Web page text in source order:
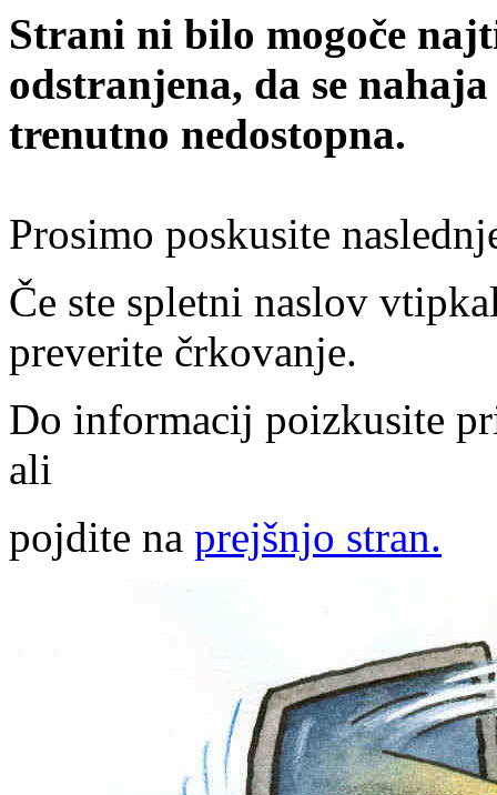
Strani ni bilo mogoče
odstranjena, da se
trenutno nedostopna.
Prosimo poskusite
Če ste spletni naslov
preverite črkovanje.
Do informacij poizkusite
ali
pojdite na prejšnjo stran.